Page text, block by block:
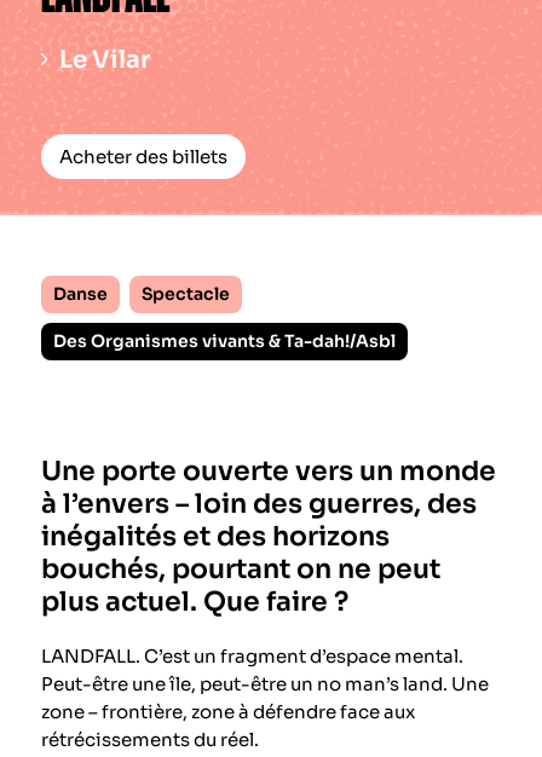
Le Vilar
Acheter des billets
Danse Spectacle
Des Organismes vivants & Ta-dah!/Asbl
Une porte ouverte vers un monde
à l’envers – loin des guerres, des
inégalités et des horizons
bouchés, pourtant on ne peut
plus actuel. Que faire ?
LANDFALL. C’est un fragment d’espace mental.
Peut-être une île, peut-être un no man’s land. Une
zone – frontière, zone à défendre face aux
rétrécissements du réel.